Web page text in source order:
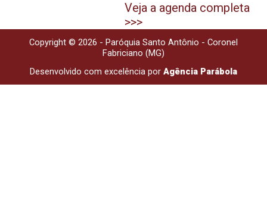
Veja a agenda completa
>>>
Copyright © 2026 - Paróquia Santo Antônio - Coronel
Fabriciano (MG)
Desenvolvido com excelência por Agência Parábola